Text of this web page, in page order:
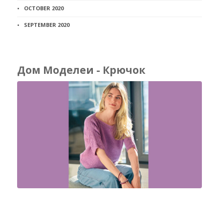
OCTOBER 2020
SEPTEMBER 2020
Дом Моделеи - Крючок